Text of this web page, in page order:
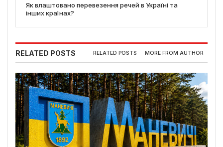
Як влаштовано перевезення речей в Україні та
інших країнах?
RELATED POSTS RELATED POSTS MORE FROM AUTHOR